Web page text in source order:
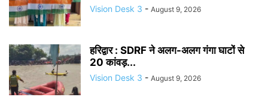
Vision Desk 3 - August 9, 2026
हरिद्वार : SDRF ने अलग-अलग गंगा घाटों से
20 कांवड़...
Vision Desk 3 - August 9, 2026